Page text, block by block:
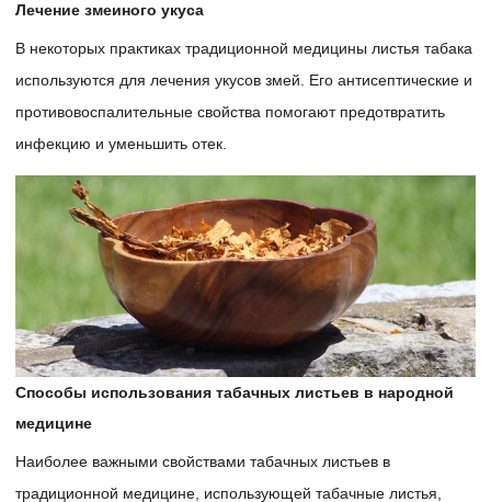
Лечение змеиного укуса
В некоторых практиках традиционной медицины листья табака
используются для лечения укусов змей. Его антисептические и
противовоспалительные свойства помогают предотвратить
инфекцию и уменьшить отек.
Способы использования табачных листьев в народной
медицине
Наиболее важными свойствами табачных листьев в
традиционной медицине, использующей табачные листья,